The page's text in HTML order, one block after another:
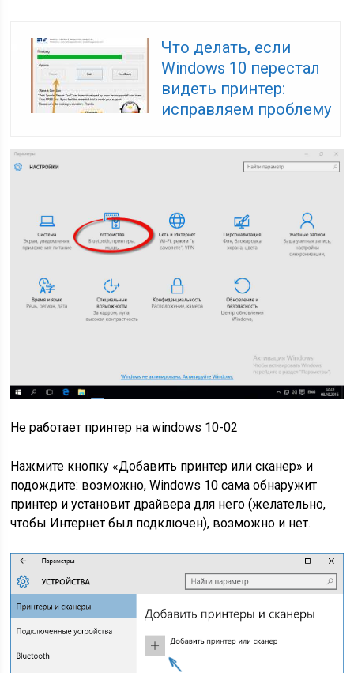
Что делать, если
Windows 10 перестал
видеть принтер:
исправляем проблему
Не работает принтер на windows 10-02
Нажмите кнопку «Добавить принтер или сканер» и
подождите: возможно, Windows 10 сама обнаружит
принтер и установит драйвера для него (желательно,
чтобы Интернет был подключен), возможно и нет.